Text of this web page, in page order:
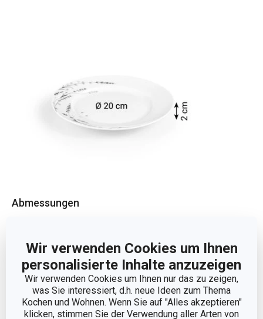
Wir verwenden Cookies um Ihnen
personalisierte Inhalte anzuzeigen
Wir verwenden Cookies um Ihnen nur das zu zeigen,
was Sie interessiert, d.h. neue Ideen zum Thema
Kochen und Wohnen. Wenn Sie auf "Alles akzeptieren"
klicken, stimmen Sie der Verwendung aller Arten von
Abmessungen
DURCHMESSER (CM) 20
Andere Parameter